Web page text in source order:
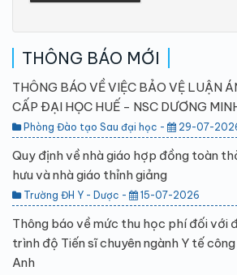
THÔNG BÁO MỚI
THÔNG BÁO VỀ VIỆC BẢO VỆ LUẬN
CẤP ĐẠI HỌC HUẾ - NSC DƯƠNG
Phòng Đào tạo Sau đại học - 29-07-
Quy định về nhà giáo hợp đồng toàn
hưu và nhà giáo thỉnh giảng
Trường ĐH Y - Dược - 15-07-2026
Thông báo về mức thu học phí đối với
trình độ Tiến sĩ chuyên ngành Y tế
Anh